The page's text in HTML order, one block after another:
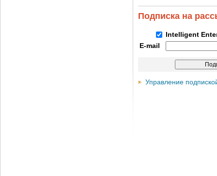
Подписка на
Intelligent
E-mail
Управление